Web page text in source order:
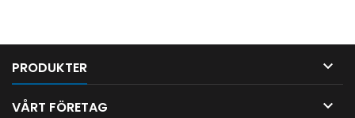
PRODUKTER 
VÅRT FÖRETAG 